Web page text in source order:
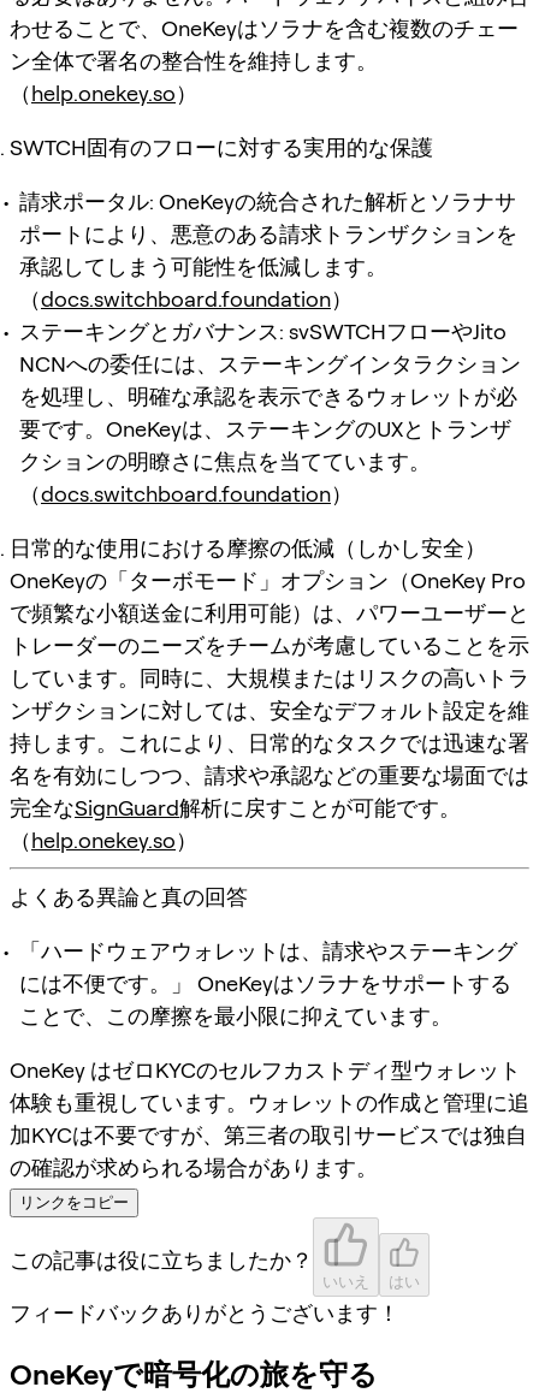
わせることで、OneKeyはソラナを含む複数のチェー
ン全体で署名の整合性を維持します。
（help.onekey.so）
SWTCH固有のフローに対する実用的な保護
請求ポータル: OneKeyの統合された解析とソラナサ
ポートにより、悪意のある請求トランザクションを
承認してしまう可能性を低減します。
（docs.switchboard.foundation）
ステーキングとガバナンス: svSWTCHフローやJito
NCNへの委任には、ステーキングインタラクション
を処理し、明確な承認を表示できるウォレットが必
要です。OneKeyは、ステーキングのUXとトランザ
クションの明瞭さに焦点を当てています。
（docs.switchboard.foundation）
日常的な使用における摩擦の低減（しかし安全）
OneKeyの「ターボモード」オプション（OneKey Pro
で頻繁な小額送金に利用可能）は、パワーユーザーと
トレーダーのニーズをチームが考慮していることを示
しています。同時に、大規模またはリスクの高いトラ
ンザクションに対しては、安全なデフォルト設定を維
持します。これにより、日常的なタスクでは迅速な署
名を有効にしつつ、請求や承認などの重要な場面では
完全なSignGuard解析に戻すことが可能です。
（help.onekey.so）
よくある異論と真の回答
「ハードウェアウォレットは、請求やステーキング
には不便です。」 OneKeyはソラナをサポートする
ことで、この摩擦を最小限に抑えています。
OneKey はゼロKYCのセルフカストディ型ウォレット
体験も重視しています。ウォレットの作成と管理に追
加KYCは不要ですが、第三者の取引サービスでは独自
の確認が求められる場合があります。
リンクをコピー
この記事は役に立ちましたか？
いいえ はい
フィードバックありがとうございます！
OneKeyで暗号化の旅を守る